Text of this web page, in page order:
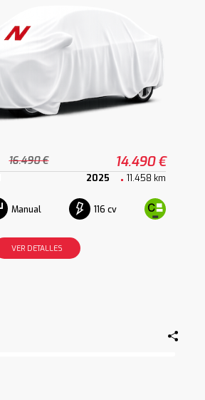
16.490 € 14.490 €
2025 11.458 km
Manual 116 cv
VER DETALLES